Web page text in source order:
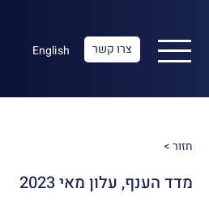
English צרו קשר
חזור >
מדד הענף, עלון מאי 2023